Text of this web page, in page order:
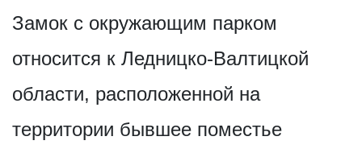
Замок с окружающим парком
относится к Ледницко-Валтицкой
области, расположенной на
территории бывшее поместье